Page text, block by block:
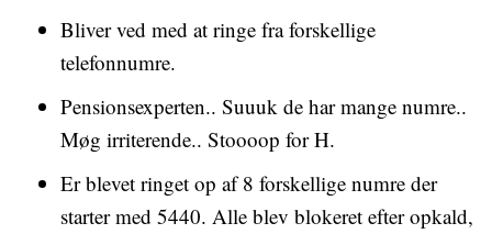
Bliver ved med at ringe fra forskellige
telefonnumre.
Pensionsexperten.. Suuuk de har mange numre..
Møg irriterende.. Stoooop for H.
Er blevet ringet op af 8 forskellige numre der
starter med 5440. Alle blev blokeret efter opkald,